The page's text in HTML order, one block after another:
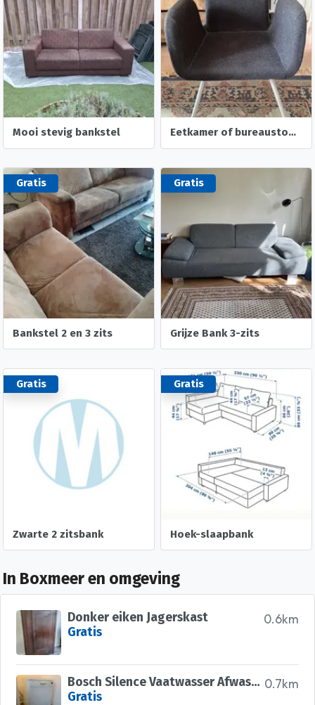
Mooi stevig bankstel Eetkamer of bureaustoel Patrick Ikea
Gratis
Bankstel 2 en 3 zits
Gratis
Grijze Bank 3-zits
Gratis
Zwarte 2 zitsbank
Gratis
Hoek-slaapbank
In Boxmeer en omgeving
0.6km
Donker eiken Jagerskast
Gratis
0.7km
Bosch Silence Vaatwasser Afwasmachine
Gratis